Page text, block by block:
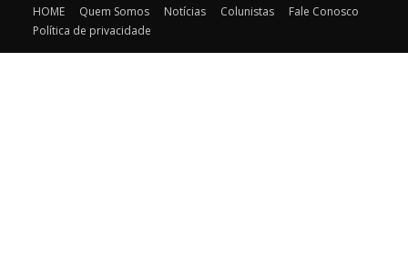
HOME Quem Somos Notícias Colunistas
Fale Conosco
Política de privacidade